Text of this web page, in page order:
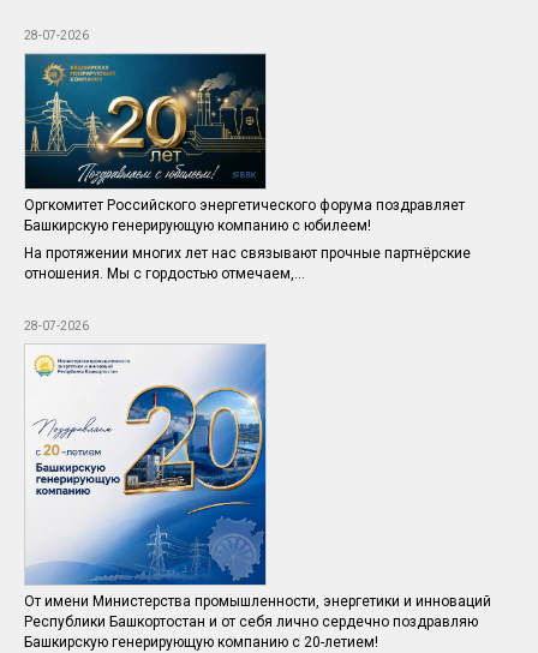
28-07-2026
Оргкомитет Российского энергетического форума поздравляет
Башкирскую генерирующую компанию с юбилеем!
На протяжении многих лет нас связывают прочные партнёрские
отношения. Мы с гордостью отмечаем,...
28-07-2026
От имени Министерства промышленности, энергетики и инноваций
Республики Башкортостан и от себя лично сердечно поздравляю
Башкирскую генерирующую компанию с 20-летием!